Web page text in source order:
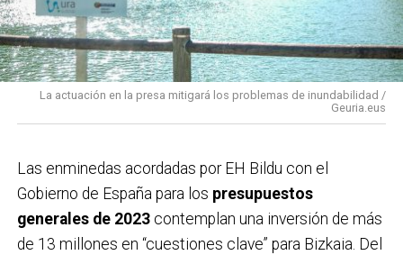
La actuación en la presa mitigará los problemas de inundabilidad /
Geuria.eus
Las enminedas acordadas por EH Bildu con el
Gobierno de España para los presupuestos
generales de 2023contemplan una inversión de más
de 13 millones en “cuestiones clave” para Bizkaia. Del